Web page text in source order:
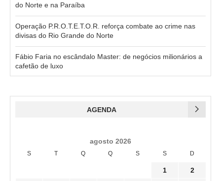
do Norte e na Paraíba
Operação P.R.O.T.E.T.O.R. reforça combate ao crime nas
divisas do Rio Grande do Norte
Fábio Faria no escândalo Master: de negócios milionários a
cafetão de luxo
AGENDA
agosto 2026
S T Q Q S S D
1 2